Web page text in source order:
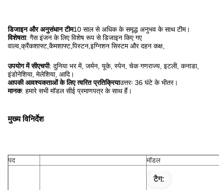
डिजाइन और अनुसंधान टीम10 साल से अधिक के समृद्ध अनुभव के साथ टीम।
विशेषता: गैस इंजन के लिए विशेष रूप से डिजाइन किए गए
वाल्व,क्रैंकशाफ्ट,कैमशाफ्ट,पिस्टन,इग्निशन सिस्टम और दहन कक्ष,
उपयोग में सीएचपी: दुनिया भर में, जर्मन, यूके, स्पेन, चेक गणराज्य, इटली, कनाडा,
इंडोनेशिया, मेलेशिया, आदि।
आपकी आवश्यकताओं के लिए त्वरित प्रतिक्रियाउत्तरः 36 घंटे के भीतर।
मानक: हमारे सभी मॉडल सीई प्रमाणपत्र के साथ हैं।
मुख्य विनिर्देश
पद मॉडल
टैग: